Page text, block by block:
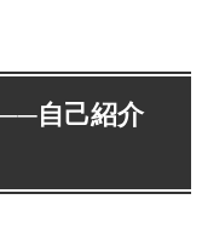
自己紹介